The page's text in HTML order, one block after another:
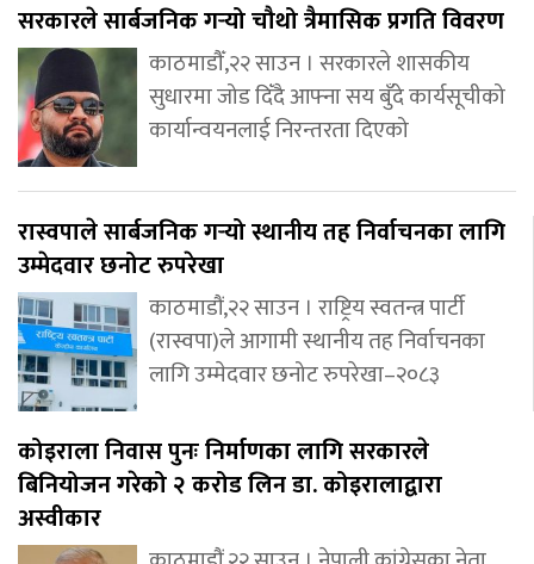
सरकारले सार्बजनिक गर्‍यो चौथो त्रैमासिक प्रगति विवरण
काठमाडौँ,२२ साउन । सरकारले शासकीय
सुधारमा जोड दिँदै आफ्ना सय बुँदे कार्यसूचीको
कार्यान्वयनलाई निरन्तरता दिएको
रास्वपाले सार्बजनिक गर्‍यो स्थानीय तह निर्वाचनका लागि
उम्मेदवार छनोट रुपरेखा
काठमाडौं,२२ साउन । राष्ट्रिय स्वतन्त्र पार्टी
(रास्वपा)ले आगामी स्थानीय तह निर्वाचनका
लागि उम्मेदवार छनोट रुपरेखा–२०८३
कोइराला निवास पुनः निर्माणका लागि सरकारले
बिनियोजन गरेको २ करोड लिन डा. कोइरालाद्वारा
अस्वीकार